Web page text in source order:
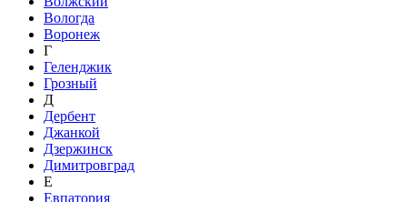
Вологда
Воронеж
Г
Геленджик
Грозный
Д
Дербент
Джанкой
Дзержинск
Димитровград
Е
Евпатория